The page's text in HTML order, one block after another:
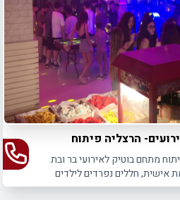
הרצליה פיתוח
מתחם בוטיק לאירועי בר ובת
אישית, חללים נפרדים לילדים
עשירה.